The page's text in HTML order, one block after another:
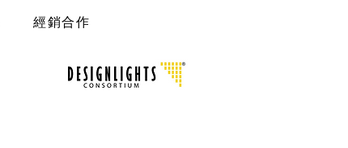
經銷合作